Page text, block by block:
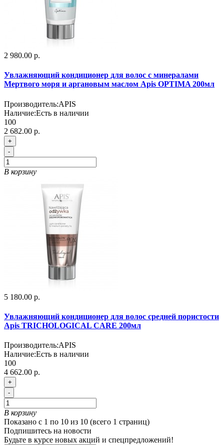
2 980.00 р.
Увлажняющий кондиционер для волос с минералами
Мертвого моря и аргановым маслом Apis OPTIMA 200мл
Производитель:APIS
Наличие:Есть в наличии
100
2 682.00 р.
+
-
В корзину
5 180.00 р.
Увлажняющий кондиционер для волос средней пористости
Apis TRICHOLOGICAL CARE 200мл
Производитель:APIS
Наличие:Есть в наличии
100
4 662.00 р.
+
-
В корзину
Показано с 1 по 10 из 10 (всего 1 страниц)
Подпишитесь на новости
Будьте в курсе новых акций и спецпредложений!